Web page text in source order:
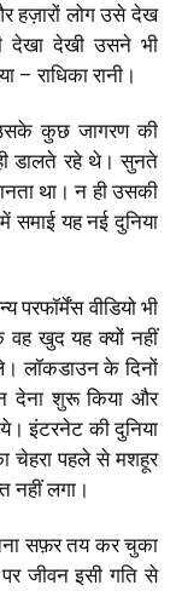
हज़ारों लोग उसे देख
देखा देखी उसने भी
राधिका रानी।
कुछ जागरण की
डालते रहे थे। सुनते
था। न ही उसकी
समाई यह नई दुनिया
वीडियो भी
वह खुद यह क्यों नहीं
लॉकडाउन के दिनों
देना शुरू किया और
इंटरनेट की दुनिया
चेहरा पहले से मशहूर
नहीं लगा।
सफ़र तय कर चुका
जीवन इसी गति से